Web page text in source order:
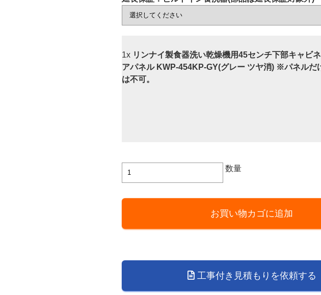
1x リンナイ製食器洗い乾燥機用45センチ下部キャビ
アパネル KWP-454KP-GY(グレー ツヤ消) ※パネルだ
は不可。
数量
リ
食
い
燥
お買い物カゴに追加
工事付き見積もりを依頼する